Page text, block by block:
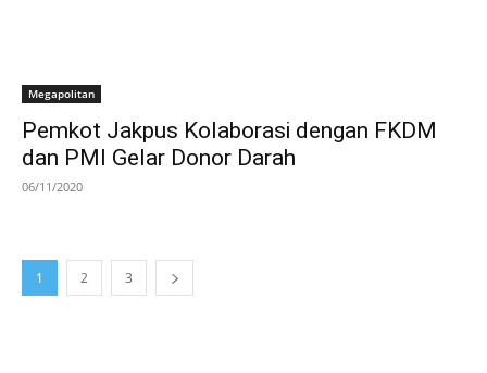
Megapolitan
Pemkot Jakpus Kolaborasi dengan FKDM
dan PMI Gelar Donor Darah
06/11/2020
1 2 3